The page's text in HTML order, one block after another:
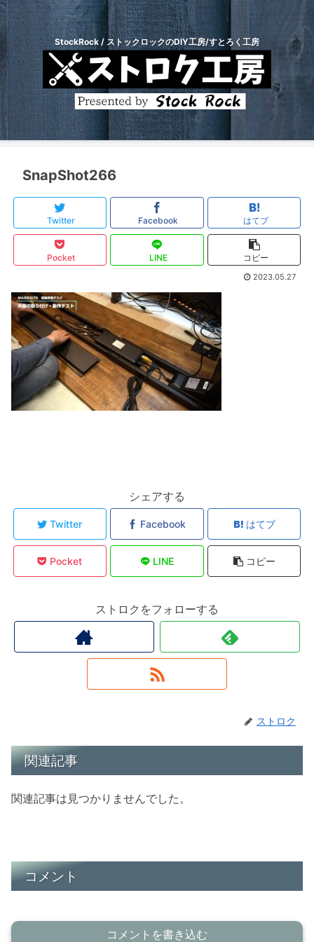
StockRock / ストックロックのDIY工房/すとろく工房
SnapShot266
Twitter Facebook はてブ
Pocket LINE コピー
2023.05.27
シェアする
Twitter Facebook はてブ
Pocket LINE コピー
ストロクをフォローする
ストロク
関連記事
関連記事は見つかりませんでした。
コメント
コメントを書き込む